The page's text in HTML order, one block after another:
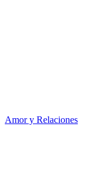
Amor y Relaciones